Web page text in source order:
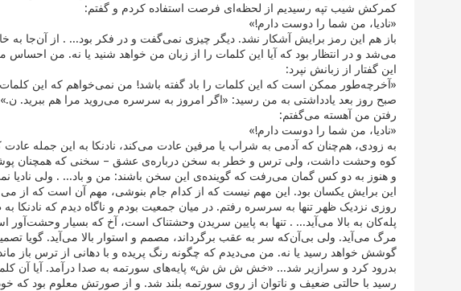
کمرکش شیب تپه رسیدیم از لحظه‌ای فرصت استفاده کردم و گفتم:
«نادیا، من شما را دوست دارم!»
باز هم این رمز برایش آشکار نشد. دیگر چیزی نمی‌گفت و در فکر بود... . از آن‌جا به
می‌شد و در انتظار بود که آیا این کلمات را از زبان من خواهد شنید یا نه. من
این گفتار از زبانش نپرد:
«آخرچه‌طور ممکن است که این کلمات را باد گفته باشد! من نمی‌خواهم که این کلمات
صبح روز بعد یادداشتی به من رسید: «اگر امروز به سرسره می‌روید مرا هم ببرید. ن.».
رفتن من آهسته می‌گفتم:
«نادیا، من شما را دوست دارم!»
به زودی، هم‌چنان که آدمی به شراب یا مرفین عادت می‌کند، نادنکا به این جمله
کوه وحشت داشت، ولی ترس و خطر به سخن درباره‌ی عشق – سخنی که همچنان
و هنوز به دو کس گمان می‌رفت که گوینده‌ی این سخن باشند: من و باد... . ولی نادیا
این برایش یکسان بود. این مهم نیست که از کدام جام بنوشی، مهم آن است که
روزی نزدیک ظهر تنها به سرسره رفتم. در میان جمعیت بودم و ناگاه دیدم که
پله‌کان به بالا می‌آید... . تنها به پایین سریدن وحشتناک است، آخ که بسیار
مرگ می‌آید. ولی بی‌آن‌که سر به عقب برگرداند، مصمم و استوار بالا می‌آید. گویا
گوشش خواهد رسید یا نه. من می‌دیدم که چگونه رنگ پریده و با دهانی از ترس باز
بدرود کرد و سرازیر شد... «خش ش ش ش» پایه‌های سورتمه به صدا درآمد. آیا آن
رسید با حالتی ضعیف و ناتوان از روی سورتمه بلند شد. و از صورتش معلوم بود که